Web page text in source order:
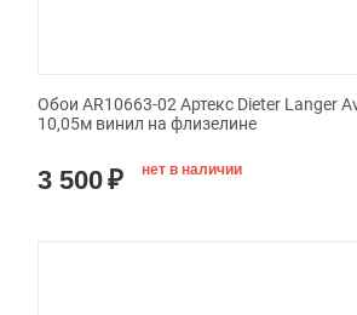
Обои AR10663-02 Артекс Dieter Langer
10,05м винил на флизелине
3 500₽ нет в наличии